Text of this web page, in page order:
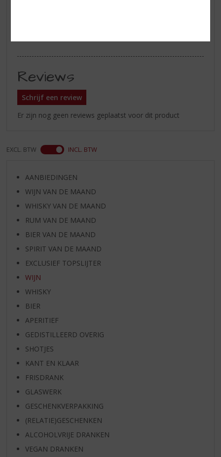
Reviews
Schrijf een review
Er zijn nog geen reviews geplaatst voor dit product
EXCL. BTW INCL. BTW
AANBIEDINGEN
WIJN VAN DE MAAND
WHISKY VAN DE MAAND
RUM VAN DE MAAND
BIER VAN DE MAAND
SPIRIT VAN DE MAAND
EXCLUSIEF TOPSLIJTER
WIJN
WHISKY
BIER
APERITIEF
GEDISTILLEERD OVERIG
SHOTJES
KANT EN KLAAR
FRISDRANK
GLASWERK
GESCHENKVERPAKKING
(RELATIE)GESCHENKEN
ALCOHOLVRIJE DRANKEN
VEGAN DRANKEN